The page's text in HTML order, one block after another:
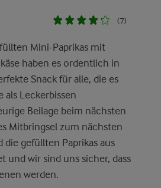
(7)
Mini-Paprikas mit
haben es ordentlich in
Snack für alle, die es
als Leckerbissen
Beilage beim nächsten
Mitbringsel zum nächsten
gefüllten Paprikas aus
und wir sind uns sicher, dass
werden.